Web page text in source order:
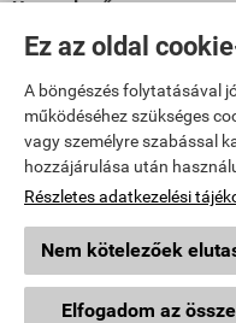
Ez az oldal
A böngészés folytatásával
működéséhez szükséges
vagy személyre szabással
hozzájárulása után
Részletes adatkezelési
Nem kötelezőek
Elfogadom az
Üzemeltető
Vibi Kft.
TELEFON: 06 96 444 600
Webáruház